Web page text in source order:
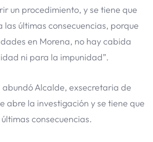
un procedimiento, y se tiene que
las últimas consecuencias, porque
en Morena, no hay cabida
ni para la impunidad”.
abundó Alcalde, exsecretaria de
abre la investigación y se tiene que
consecuencias.